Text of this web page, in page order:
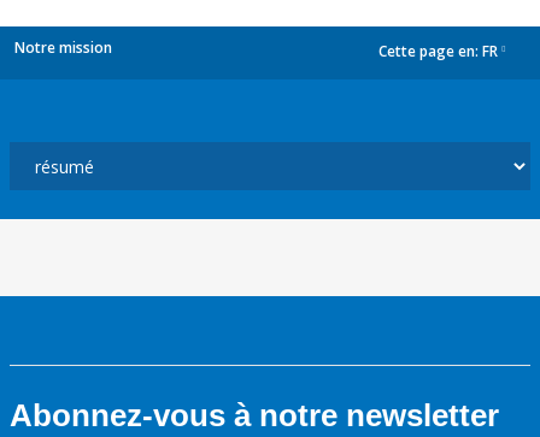
Notre mission Cette page en: FR
Abonnez-vous à notre newsletter